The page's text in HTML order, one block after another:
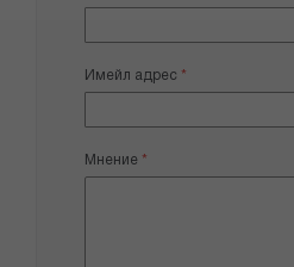
Имейл адрес
Мнение